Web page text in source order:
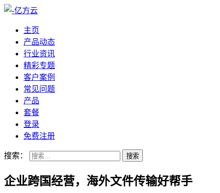
主页
产品动态
行业资讯
精彩专题
客户案例
常见问题
产品
套餐
登录
免费注册
搜索：
企业跨国经营，海外文件传输好帮手